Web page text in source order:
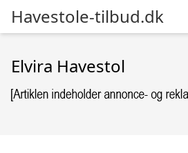
Havestole-tilbud.dk
Elvira Havestol